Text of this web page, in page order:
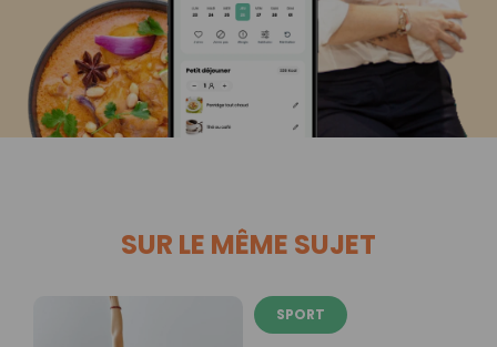
SUR LE MÊME SUJET
SPORT